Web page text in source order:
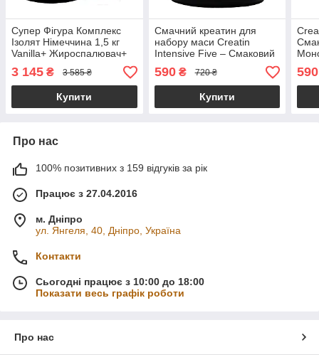
Супер Фігура Комплекс
Ізолят Німеччина 1,5 кг
Vanilla+ Жироспалювач+
Детокс в Подарунок
3 145 ₴ 3 585 ₴
Купити
Смачний креатин для
набору маси Creatin
Intensive Five – Смаковий
Креатин Моногідрат
(Ожина, 0,3 кг, Німеччина)
590₴ 720 ₴
Купити
590
Про нас
100% позитивних з 159 відгуків за рік
Працює з 27.04.2016
м. Дніпро
ул. Янгеля, 40, Дніпро, Україна
Контакти
Сьогодні працює з 10:00 до 18:00
Показати весь графік роботи
Про нас